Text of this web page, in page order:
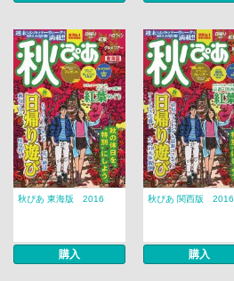
秋ぴあ 東海版 2016
購入
秋ぴあ 関西版 2016
購入